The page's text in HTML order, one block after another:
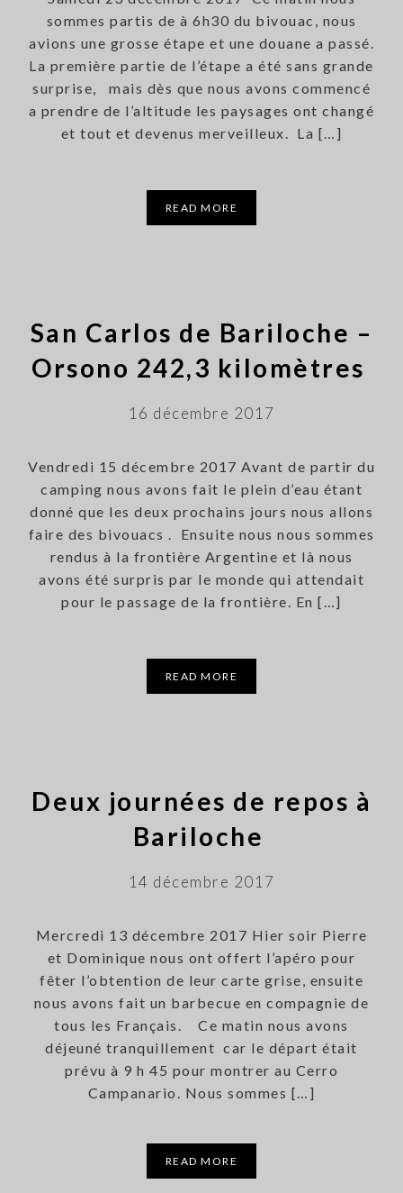
sommes partis de à 6h30 du bivouac, nous
avions une grosse étape et une douane a passé.
La première partie de l’étape a été sans grande
surprise, mais dès que nous avons commencé
a prendre de l’altitude les paysages ont changé
et tout et devenus merveilleux. La […]
READ MORE
San Carlos de Bariloche –
Orsono 242,3 kilomètres
16 décembre 2017
Vendredi 15 décembre 2017 Avant de partir du
camping nous avons fait le plein d’eau étant
donné que les deux prochains jours nous allons
faire des bivouacs . Ensuite nous nous sommes
rendus à la frontière Argentine et là nous
avons été surpris par le monde qui attendait
pour le passage de la frontière. En […]
READ MORE
Deux journées de repos à
Bariloche
14 décembre 2017
Mercredi 13 décembre 2017 Hier soir Pierre
et Dominique nous ont offert l’apéro pour
fêter l’obtention de leur carte grise, ensuite
nous avons fait un barbecue en compagnie de
tous les Français. Ce matin nous avons
déjeuné tranquillement car le départ était
prévu à 9 h 45 pour montrer au Cerro
Campanario. Nous sommes […]
READ MORE